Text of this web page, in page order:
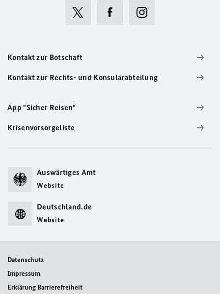
Kontakt zur Botschaft
Kontakt zur Rechts- und Konsularabteilung
App "Sicher Reisen"
Krisenvorsorgeliste
Auswärtiges Amt
Website
Deutschland.de
Website
Datenschutz
Impressum
Erklärung Barrierefreiheit